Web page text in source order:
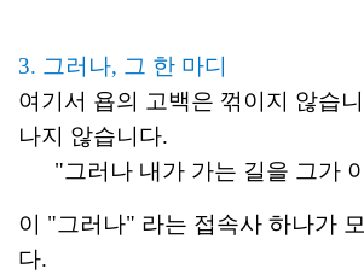
3. 그러나, 그 한 마디
여기서 욥의 고백은 꺾이지 않습
나지 않습니다.
"그러나 내가 가는 길을 그가
이 "그러나" 라는 접속사 하나가
다.